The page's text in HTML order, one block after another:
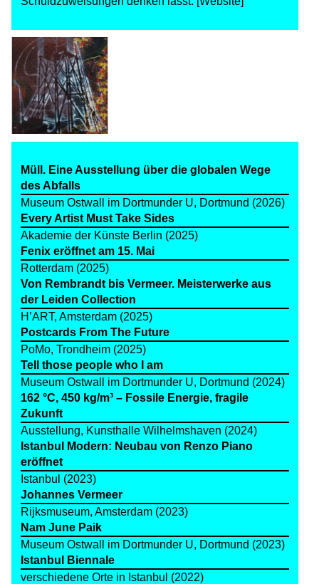
Müll. Eine Ausstellung über die globalen Wege
des Abfalls
Museum Ostwall im Dortmunder U, Dortmund (2026)
Every Artist Must Take Sides
Akademie der Künste Berlin (2025)
Fenix eröffnet am 15. Mai
Rotterdam (2025)
Von Rembrandt bis Vermeer. Meisterwerke aus
der Leiden Collection
H’ART, Amsterdam (2025)
Postcards From The Future
PoMo, Trondheim (2025)
Tell those people who I am
Museum Ostwall im Dortmunder U, Dortmund (2024)
162 °C, 450 kg/m³ – Fossile Energie, fragile
Zukunft
Ausstellung, Kunsthalle Wilhelmshaven (2024)
Istanbul Modern: Neubau von Renzo Piano
eröffnet
Istanbul (2023)
Johannes Vermeer
Rijksmuseum, Amsterdam (2023)
Nam June Paik
Museum Ostwall im Dortmunder U, Dortmund (2023)
Istanbul Biennale
verschiedene Orte in Istanbul (2022)